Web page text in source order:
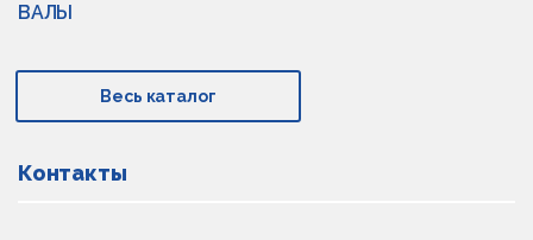
ВАЛЫ
Весь каталог
Контакты